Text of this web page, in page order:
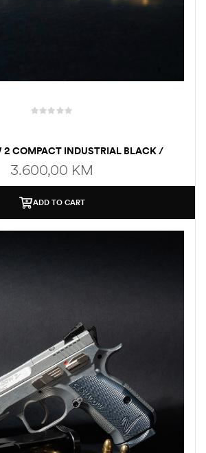
2 COMPACT INDUSTRIAL BLACK /
KALIBAR: 9×19 MM
3.600,00 KM
ADD TO CART